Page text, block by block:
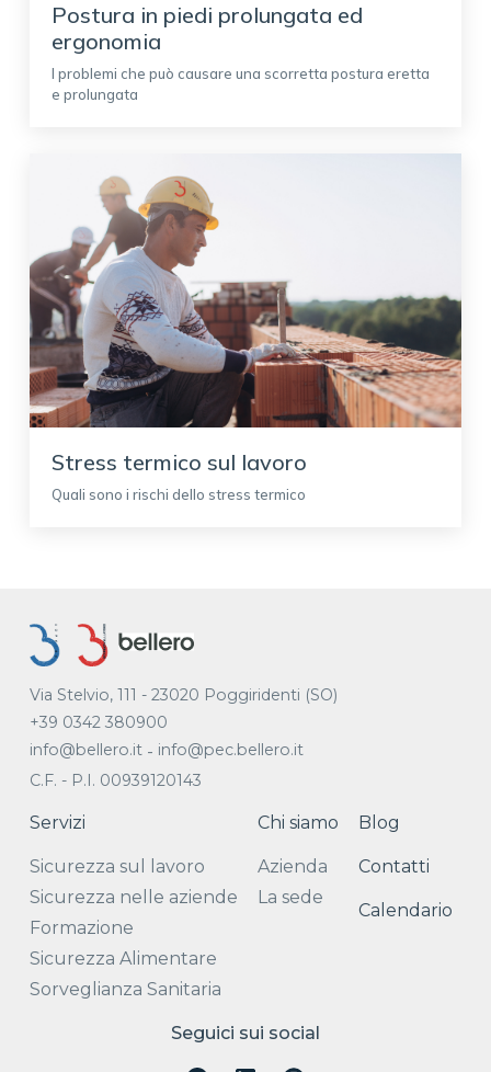
Postura in piedi prolungata ed
ergonomia
I problemi che può causare una scorretta postura eretta
e prolungata
Stress termico sul lavoro
Quali sono i rischi dello stress termico
Via Stelvio, 111 - 23020 Poggiridenti (SO)
+39 0342 380900
info@bellero.it- info@pec.bellero.it
C.F. - P.I. 00939120143
Servizi
Sicurezza sul lavoro
Sicurezza nelle aziende
Formazione
Sicurezza Alimentare
Sorveglianza Sanitaria
Chi siamo
Azienda
La sede
Blog
Contatti
Calendario
Seguici sui social